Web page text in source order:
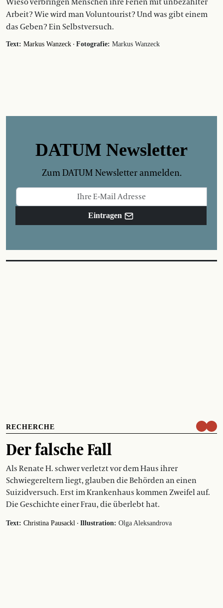
Wieso verbringen Menschen ihre Ferien mit unbezahlter
Arbeit? Wie wird man Voluntourist? Und was gibt einem
das Geben? Ein Selbstversuch.
Text: Markus Wanzeck · Fotografie: Markus Wanzeck
DATUM Newsletter
Zum DATUM Newsletter anmelden.
Eintragen
RECHERCHE
Der falsche Fall
Als Renate H. schwer verletzt vor dem Haus ihrer
Schwiegereltern liegt, glauben die Behörden an einen
Suizidversuch. Erst im Krankenhaus kommen Zweifel auf.
Die Geschichte einer Frau, die überlebt hat.
Text: Christina Pausackl · Illustration: Olga Aleksandrova